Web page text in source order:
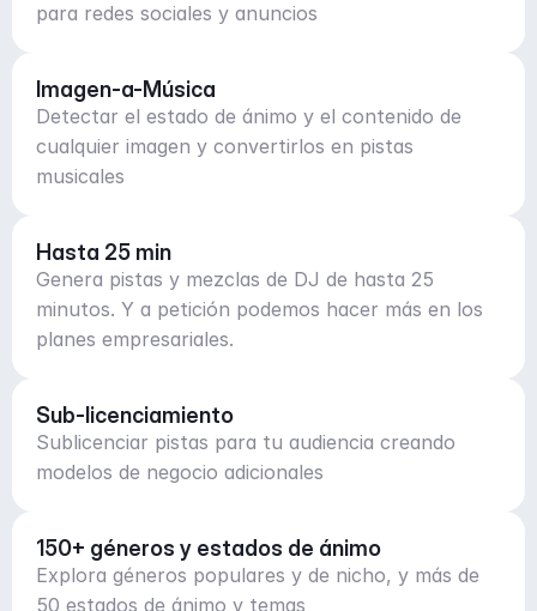
para redes sociales y anuncios
Imagen-a-Música
Detectar el estado de ánimo y el contenido de
cualquier imagen y convertirlos en pistas
musicales
Hasta 25 min
Genera pistas y mezclas de DJ de hasta 25
minutos. Y a petición podemos hacer más en los
planes empresariales.
Sub-licenciamiento
Sublicenciar pistas para tu audiencia creando
modelos de negocio adicionales
150+ géneros y estados de ánimo
Explora géneros populares y de nicho, y más de
50 estados de ánimo y temas